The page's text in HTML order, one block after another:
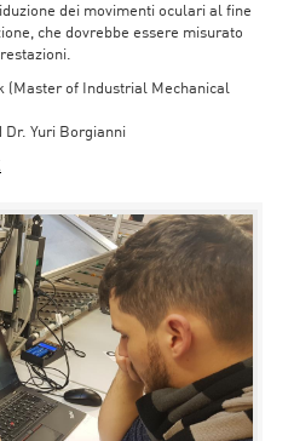
dei movimenti oculari al fine
che dovrebbe essere misurato
(Master of Industrial Mechanical
Dr. Yuri Borgianni